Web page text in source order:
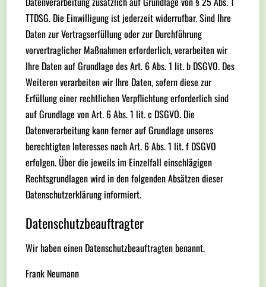
TTDSG. Die Einwilligung ist jederzeit widerrufbar. Sind Ihre
Daten zur Vertragserfüllung oder zur Durchführung
vorvertraglicher Maßnahmen erforderlich, verarbeiten wir
Ihre Daten auf Grundlage des Art. 6 Abs. 1 lit. b DSGVO. Des
Weiteren verarbeiten wir Ihre Daten, sofern diese zur
Erfüllung einer rechtlichen Verpflichtung erforderlich sind
auf Grundlage von Art. 6 Abs. 1 lit. c DSGVO. Die
Datenverarbeitung kann ferner auf Grundlage unseres
berechtigten Interesses nach Art. 6 Abs. 1 lit. f DSGVO
erfolgen. Über die jeweils im Einzelfall einschlägigen
Rechtsgrundlagen wird in den folgenden Absätzen dieser
Datenschutzerklärung informiert.
Datenschutz­beauftragter
Wir haben einen Datenschutzbeauftragten benannt.
Frank Neumann